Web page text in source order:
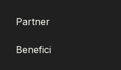
Partner
Benefici